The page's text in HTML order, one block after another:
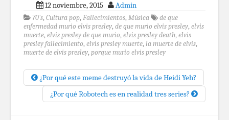
12 noviembre, 2015 Admin
70's, Cultura pop, Fallecimientos, Música
de que
enfermedad murio elvis presley, de que murio elvis presley, elvis
muerte, elvis presley de que murio, elvis presley death, elvis
presley fallecimiento, elvis presley muerte, la muerte de elvis,
muerte de elvis presley, porque murio elvis presley
¿Por qué este meme destruyó la vida de Heidi Yeh?
¿Por qué Robotech es en realidad tres series?